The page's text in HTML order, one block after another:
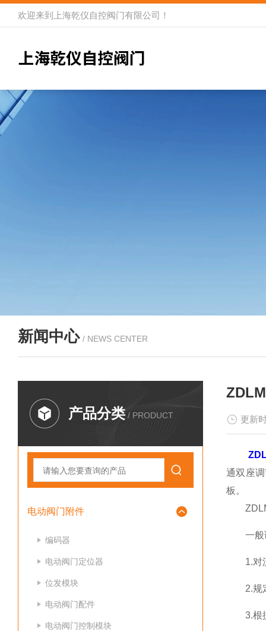
欢迎来到 上海乾仪自控阀门有限公司 ！
新闻中心 / NEWS CENTER
产品分类 / PRODUCT
电动阀门附件
编码器
电动阀门定位器
位发模块
电动阀门配件
电动阀门控制模块
更新
通双座
板。
ZDLM
一般调
1.对流
2.规定
3.根据